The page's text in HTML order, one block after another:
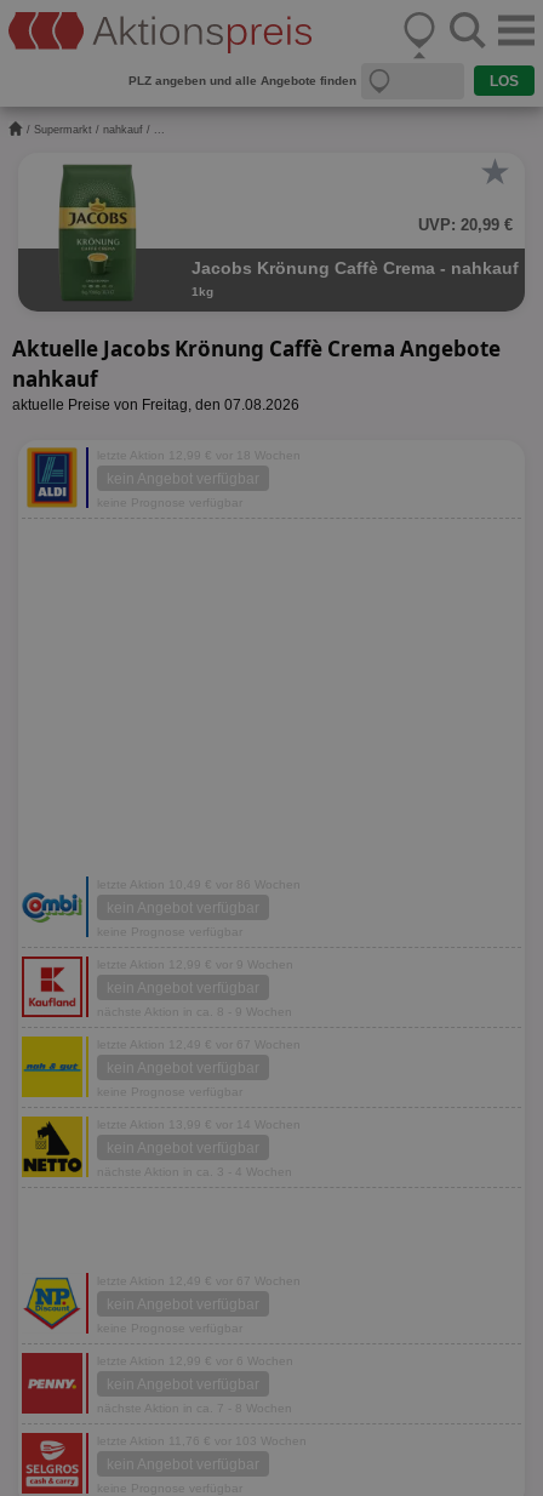
PLZ angeben und alle Angebote finden
/ Supermarkt / nahkauf / ...
★
UVP: 20,99 €
Jacobs Krönung Caffè Crema - nahkauf
1kg
Aktuelle Jacobs Krönung Caffè Crema Angebote
nahkauf
aktuelle Preise von Freitag, den 07.08.2026
letzte Aktion 12,99 € vor 18 Wochen
kein Angebot verfügbar
keine Prognose verfügbar
letzte Aktion 10,49 € vor 86 Wochen
kein Angebot verfügbar
keine Prognose verfügbar
letzte Aktion 12,99 € vor 9 Wochen
kein Angebot verfügbar
nächste Aktion in ca. 8 - 9 Wochen
letzte Aktion 12,49 € vor 67 Wochen
kein Angebot verfügbar
keine Prognose verfügbar
letzte Aktion 13,99 € vor 14 Wochen
kein Angebot verfügbar
nächste Aktion in ca. 3 - 4 Wochen
letzte Aktion 12,49 € vor 67 Wochen
kein Angebot verfügbar
keine Prognose verfügbar
letzte Aktion 12,99 € vor 6 Wochen
kein Angebot verfügbar
nächste Aktion in ca. 7 - 8 Wochen
letzte Aktion 11,76 € vor 103 Wochen
kein Angebot verfügbar
keine Prognose verfügbar